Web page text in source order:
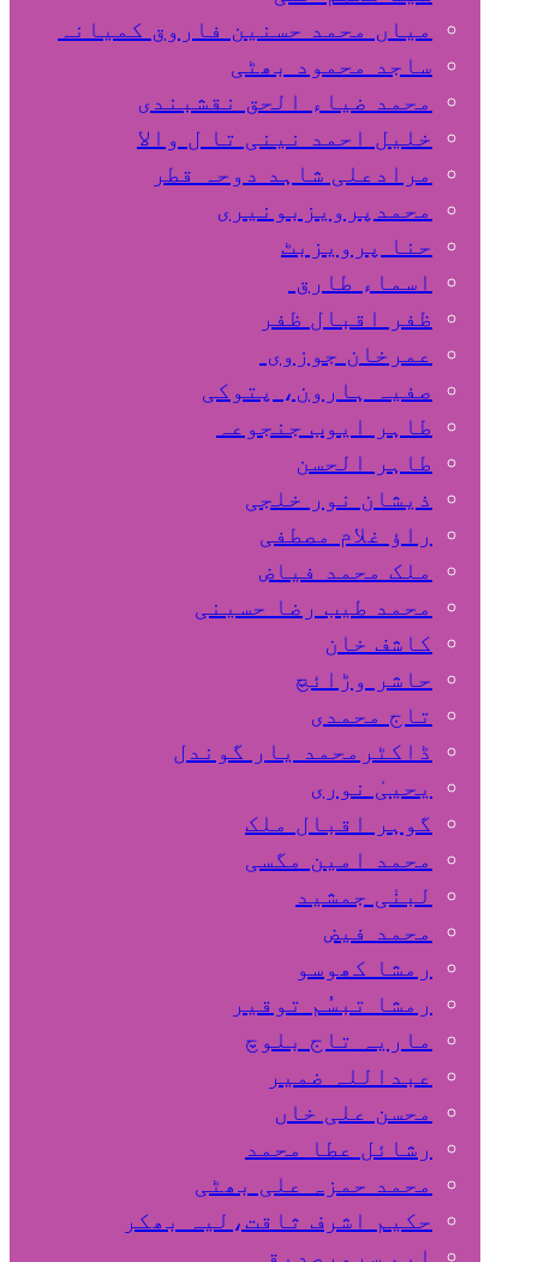
میاں محمد حسنین فاروق کمیانہ
ساجد محمود بھٹی
محمد ضیاء الحق نقشبندی
خلیل احمد نینی تا ل والا
مرادعلی شاہد دوحہ قطر
محمدپرویزبونیری
حنا پرویزبٹ
اسماء طارق
ظفر اقبال ظفر
عمرخان جوزوی
صفیہ ہارون، پتوکی
طاہر ایوب جنجوعہ
طاہر الحسن
ذیشان نور خلجی
راﺅ غلام مصطفی
ملک محمد فیاض
محمد طیب رضا حسینی
کاشف خان
حاشر وڑائچ
تاج محمدی
ڈاکٹرمحمد یار گوندل
گوہر اقبال ملک
محمد امین مگسی
لبنٰی جمشید
محمد فیض
رمشا کھوسو
رمشا تبسُم توقیر
ماریہ تاج بلوچ
عبداللہ ضمیر
محسن علی خاں
رشائل عطا محمد
محمد حمزہ علی بھٹی
حکیم اشرف ثاقت،لیہ بھکر
ایم سرورصدیقی